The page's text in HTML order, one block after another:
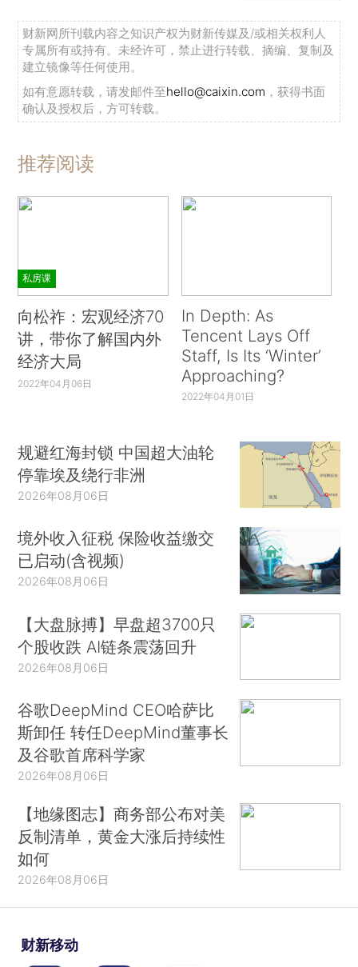
财新网所刊载内容之知识产权为财新传媒及/或相关权利人
专属所有或持有。未经许可，禁止进行转载、摘编、复制及
建立镜像等任何使用。
如有意愿转载，请发邮件至hello@caixin.com ，获得书面
确认及授权后，方可转载。
推荐阅读
私房课
向松祚：宏观经济70
讲，带你了解国内外
经济大局
2022年04月06日
In Depth: As
Tencent Lays Off
Staff, Is Its ‘Winter’
Approaching?
2022年04月01日
规避红海封锁 中国超大油轮
停靠埃及绕行非洲
2026年08月06日
境外收入征税 保险收益缴交
已启动(含视频)
2026年08月06日
【大盘脉搏】早盘超3700只
个股收跌 AI链条震荡回升
2026年08月06日
谷歌DeepMind CEO哈萨比
斯卸任 转任DeepMind董事长
及谷歌首席科学家
2026年08月06日
【地缘图志】商务部公布对美
反制清单，黄金大涨后持续性
如何
2026年08月06日
财新移动